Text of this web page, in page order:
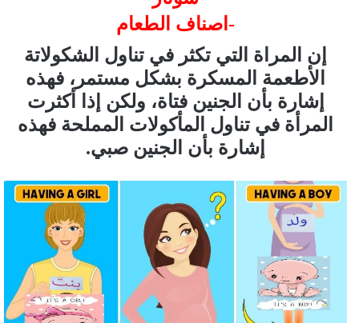
-اصناف الطعام
إن المراة التي تكثر في تناول الشكولاتة
الأطعمة المسكرة بشكل مستمر، فهذه
إشارة بأن الجنين فتاة، ولكن إذا أكثرت
المرأة في تناول المأكولات المملحة فهذه
إشارة بأن الجنين صبي.